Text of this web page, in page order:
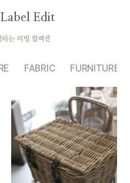
Edit
는 리빙 컬렉션
FABRIC FURNITURE